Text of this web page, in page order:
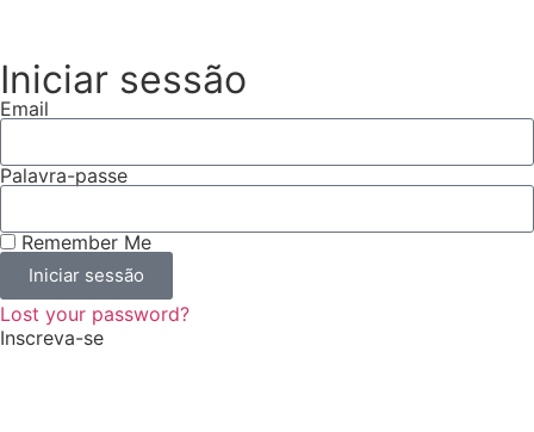
Iniciar sessão
Email
Palavra-passe
Remember Me
Iniciar sessão
Lost your password?
Inscreva-se